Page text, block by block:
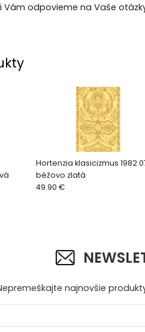
Vám odpovieme na Vaše
Hortenzia klasicizmus 1982
béžovo zlatá
49.90 €
najnovšie